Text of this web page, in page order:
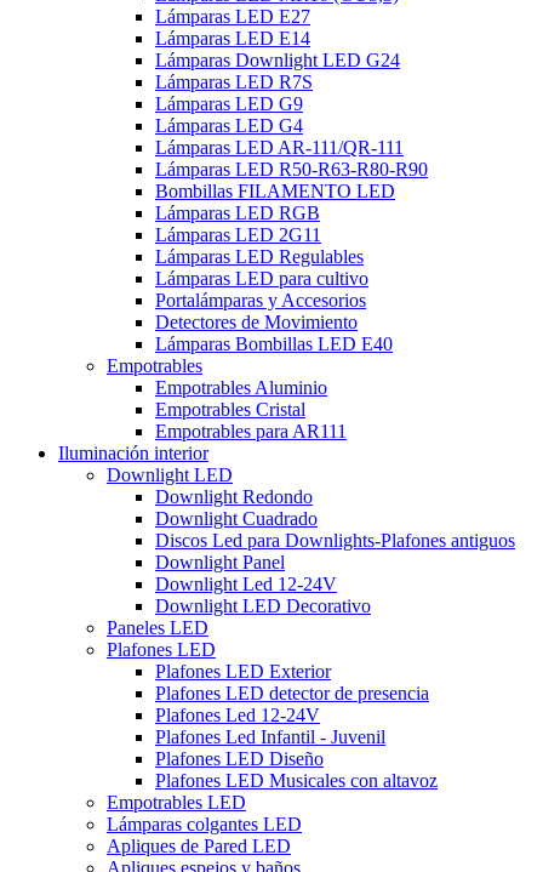
Lámparas LED E27
Lámparas LED E14
Lámparas Downlight LED G24
Lámparas LED R7S
Lámparas LED G9
Lámparas LED G4
Lámparas LED AR-111/QR-111
Lámparas LED R50-R63-R80-R90
Bombillas FILAMENTO LED
Lámparas LED RGB
Lámparas LED 2G11
Lámparas LED Regulables
Lámparas LED para cultivo
Portalámparas y Accesorios
Detectores de Movimiento
Lámparas Bombillas LED E40
Empotrables
Empotrables Aluminio
Empotrables Cristal
Empotrables para AR111
Iluminación interior
Downlight LED
Downlight Redondo
Downlight Cuadrado
Discos Led para Downlights-Plafones antiguos
Downlight Panel
Downlight Led 12-24V
Downlight LED Decorativo
Paneles LED
Plafones LED
Plafones LED Exterior
Plafones LED detector de presencia
Plafones Led 12-24V
Plafones Led Infantil - Juvenil
Plafones LED Diseño
Plafones LED Musicales con altavoz
Empotrables LED
Lámparas colgantes LED
Apliques de Pared LED